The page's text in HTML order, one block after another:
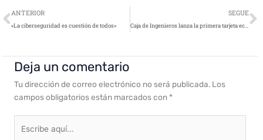
Ant
ANTERIOR
«La ciberseguridad es cuestión de todos»
SEGUE
Caja de Ingenieros lanza la primera tarjeta ecológica contactless de Mastercard en Europa
Deja un comentario
Tu dirección de correo electrónico no será publicada. Los
campos obligatorios están marcados con *
aquí...